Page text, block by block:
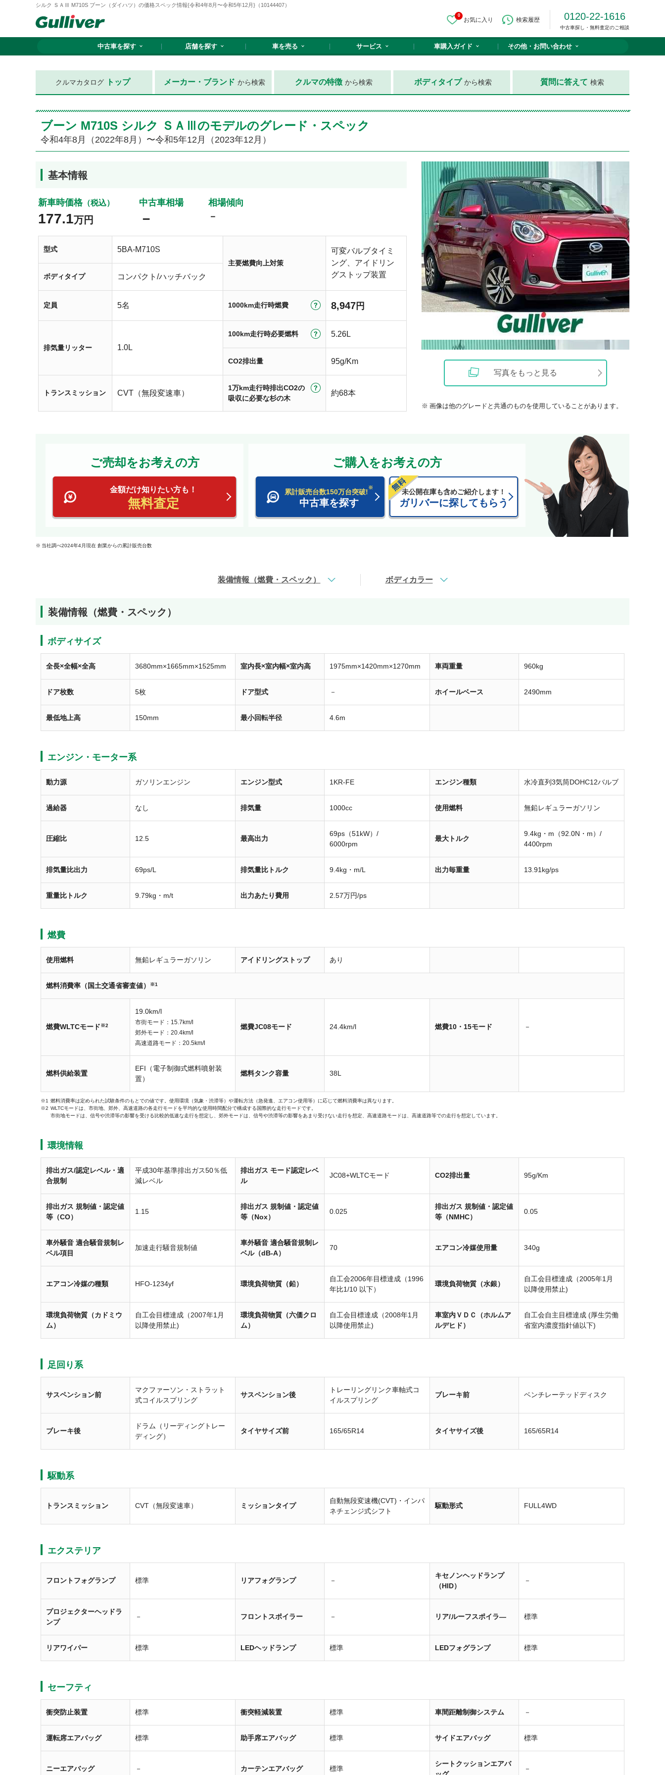
シルク ＳＡⅢ M710S ブーン（ダイハツ）の価格スペック情報{令和4年8月〜令和5年12月}（10144407）
0
お気に入り 検索履歴 0120-22-1616
中古車探し・無料査定のご相談
中古車を探す 店舗を探す 車を売る サービス 車購入ガイド その他・ お問い合わせ
クルマカタログ トップ メーカー・ブランド から検索 クルマの特徴 から検索 ボディタイプ から検索 質問に答えて 検索
ブーン M710S シルク ＳＡⅢのモデルのグレード・スペック
令和4年8月（2022年8月）〜令和5年12月（2023年12月）
基本情報
新車時価格（税込）
177.1万円
中古車相場
－
相場傾向
－
型式 5BA-M710S
主要燃費向上対策
可変バルブタイミ
ング、アイドリン
グストップ装置
ボディタイプ コンパクト/ハッチバック
定員 5名 1000km走行時燃費 8,947 円
排気量リッター 1.0L
100km走行時必要燃料 5.26L
CO2排出量 95g/Km
トランスミッション CVT（無段変速車）
1万km走行時排出CO2の
吸収に必要な杉の木
約68本
写真をもっと見る
画像は他のグレードと共通のものを使用していることがあります。
ご売却をお考えの方
金額だけ知りたい方も！
無料査定
ご購入をお考えの方
累計販売台数150万台突破!
※
中古車を探す
未公開在庫も含めご紹介します！
ガリバーに探してもらう
当社調べ2024年4月現在 創業からの累計販売台数
装備情報（燃費・スペック） ボディカラー
装備情報（燃費・スペック）
ボディサイズ
全長×全幅×全高 3680mm×1665mm×1525mm 室内長×室内幅×室内高 1975mm×1420mm×1270mm 車両重量 960kg
ドア枚数 5枚 ドア型式 － ホイールベース 2490mm
最低地上高 150mm 最小回転半径 4.6m
エンジン・モーター系
動力源 ガソリンエンジン エンジン型式 1KR-FE エンジン種類 水冷直列3気筒DOHC12バルブ
過給器 なし 排気量 1000cc 使用燃料 無鉛レギュラーガソリン
圧縮比 12.5 最高出力
69ps（51kW）/
6000rpm
最大トルク
9.4kg・m（92.0N・m）/
4400rpm
排気量比出力 69ps/L 排気量比トルク 9.4kg・m/L 出力毎重量 13.91kg/ps
重量比トルク 9.79kg・m/t 出力あたり費用 2.57万円/ps
燃費
使用燃料 無鉛レギュラーガソリン アイドリングストップ あり
燃料消費率（国土交通省審査値） ※1
燃費WLTCモード※2
19.0km/l
市街モード：15.7km/l
郊外モード：20.4km/l
高速道路モード：20.5km/l
燃費JC08モード 24.4km/l 燃費10・15モード －
燃料供給装置
EFI（電子制御式燃料噴射装
置）
燃料タンク容量 38L
燃料消費率は定められた試験条件のもとでの値です。使用環境（気象・渋滞等）や運転方法（急発進、エアコン使用等）に応じて燃料消費率は異なります。
WLTCモードは、市街地、郊外、高速道路の各走行モードを平均的な使用時間配分で構成する国際的な走行モードです。
市街地モードは、信号や渋滞等の影響を受ける比較的低速な走行を想定し、郊外モードは、信号や渋滞等の影響をあまり受けない走行を想定、高速道路モードは、高速道路等での走行を想定しています。
環境情報
排出ガス/認定レベル・適
合規制
平成30年基準排出ガス50％低
減レベル
排出ガス モード認定レベ
ル
JC08+WLTCモード CO2排出量 95g/Km
排出ガス 規制値・認定値
等（CO）
1.15
排出ガス 規制値・認定値
等（Nox）
0.025
排出ガス 規制値・認定値
等（NMHC）
0.05
車外騒音 適合騒音規制レ
ベル項目
加速走行騒音規制値
車外騒音 適合騒音規制レ
ベル（dB-A）
70 エアコン冷媒使用量 340g
エアコン冷媒の種類 HFO-1234yf 環境負荷物質（鉛）
自工会2006年目標達成（1996
年比1/10 以下）
環境負荷物質（水銀）
自工会目標達成（2005年1月
以降使用禁止)
環境負荷物質（カドミウ
ム）
自工会目標達成（2007年1月
以降使用禁止)
環境負荷物質（六価クロ
ム）
自工会目標達成（2008年1月
以降使用禁止)
車室内ＶＤＣ（ホルムア
ルデヒド）
自工会自主目標達成 (厚生労働
省室内濃度指針値以下)
足回り系
サスペンション前
マクファーソン・ストラット
式コイルスプリング
サスペンション後
トレーリングリンク車軸式コ
イルスプリング
ブレーキ前 ベンチレーテッドディスク
ブレーキ後
ドラム（リーディングトレー
ディング）
タイヤサイズ前 165/65R14 タイヤサイズ後 165/65R14
駆動系
トランスミッション CVT（無段変速車） ミッションタイプ
自動無段変速機(CVT)・インパ
ネチェンジ式シフト
駆動形式 FULL4WD
エクステリア
フロントフォグランプ 標準 リアフォグランプ －
キセノンヘッドランプ
（HID）
－
プロジェクターヘッドラ
ンプ
－ フロントスポイラー － リア/ルーフスポイラ― 標準
リアワイパー 標準 LEDヘッドランプ 標準 LEDフォグランプ 標準
セーフティ
衝突防止装置 標準 衝突軽減装置 標準 車間距離制御システム －
運転席エアバッグ 標準 助手席エアバッグ 標準 サイドエアバッグ 標準
ニーエアバッグ － カーテンエアバッグ 標準
シートクッションエアバ
－